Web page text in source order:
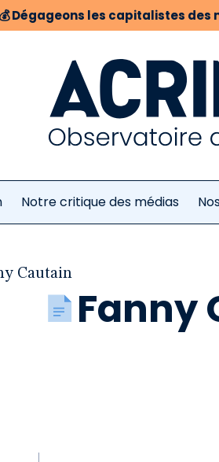
💰Dégageons les capitalistes des
Notre critique des médias
Cautain
Fanny